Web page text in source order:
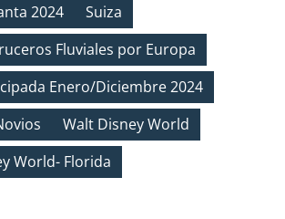
2024
Suiza
Fluviales por Europa
Enero/Diciembre 2024
Walt Disney World
World- Florida